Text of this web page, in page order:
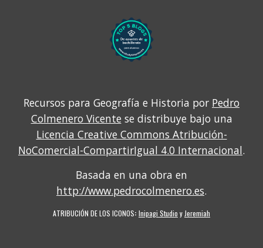
Recursos para Geografía e Historia por Pedro
Colmenero Vicente se distribuye bajo una
Licencia Creative Commons Atribución-
NoComercial-CompartirIgual 4.0 Internacional.
Basada en una obra en
http://www.pedrocolmenero.es.
ATRIBUCIÓN DE LOS ICONOS: Inipagi Studio y Jeremiah